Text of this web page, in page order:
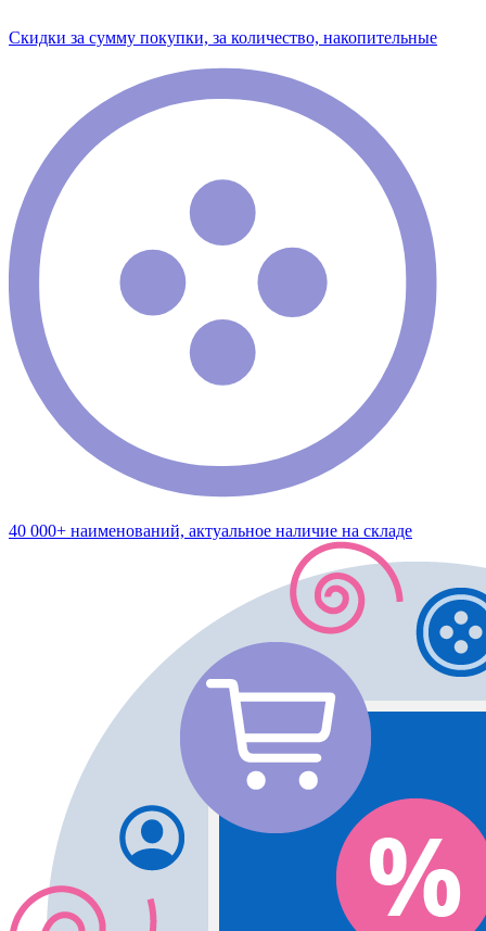
Скидки за сумму покупки, за количество, накопительные
40 000+ наименований, актуальное наличие на складе